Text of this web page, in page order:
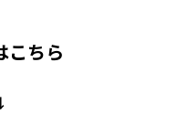
こちら